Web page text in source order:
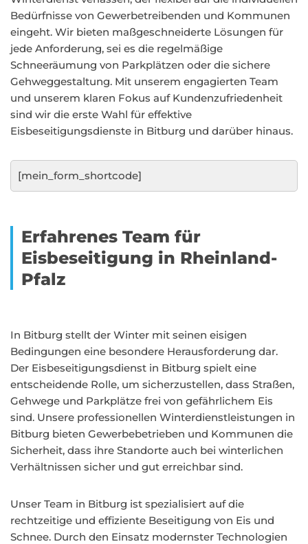
Bedürfnisse von Gewerbetreibenden und Kommunen
eingeht. Wir bieten maßgeschneiderte Lösungen für
jede Anforderung, sei es die regelmäßige
Schneeräumung von Parkplätzen oder die sichere
Gehweggestaltung. Mit unserem engagierten Team
und unserem klaren Fokus auf Kundenzufriedenheit
sind wir die erste Wahl für effektive
Eisbeseitigungsdienste in Bitburg und darüber hinaus.
[mein_form_shortcode]
Erfahrenes Team für
Eisbeseitigung in Rheinland-
Pfalz
In Bitburg stellt der Winter mit seinen eisigen
Bedingungen eine besondere Herausforderung dar.
Der Eisbeseitigungsdienst in Bitburg spielt eine
entscheidende Rolle, um sicherzustellen, dass Straßen,
Gehwege und Parkplätze frei von gefährlichem Eis
sind. Unsere professionellen Winterdienstleistungen in
Bitburg bieten Gewerbebetrieben und Kommunen die
Sicherheit, dass ihre Standorte auch bei winterlichen
Verhältnissen sicher und gut erreichbar sind.
Unser Team in Bitburg ist spezialisiert auf die
rechtzeitige und effiziente Beseitigung von Eis und
Schnee. Durch den Einsatz modernster Technologien